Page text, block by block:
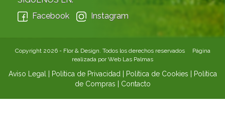
Facebook
Instagram
Copyright 2026 - Flor & Design. Todos los derechos reservados Página
realizada porWeb Las Palmas
Aviso Legal Política de Privacidad Política de Cookies
Política
de Compras
Contacto